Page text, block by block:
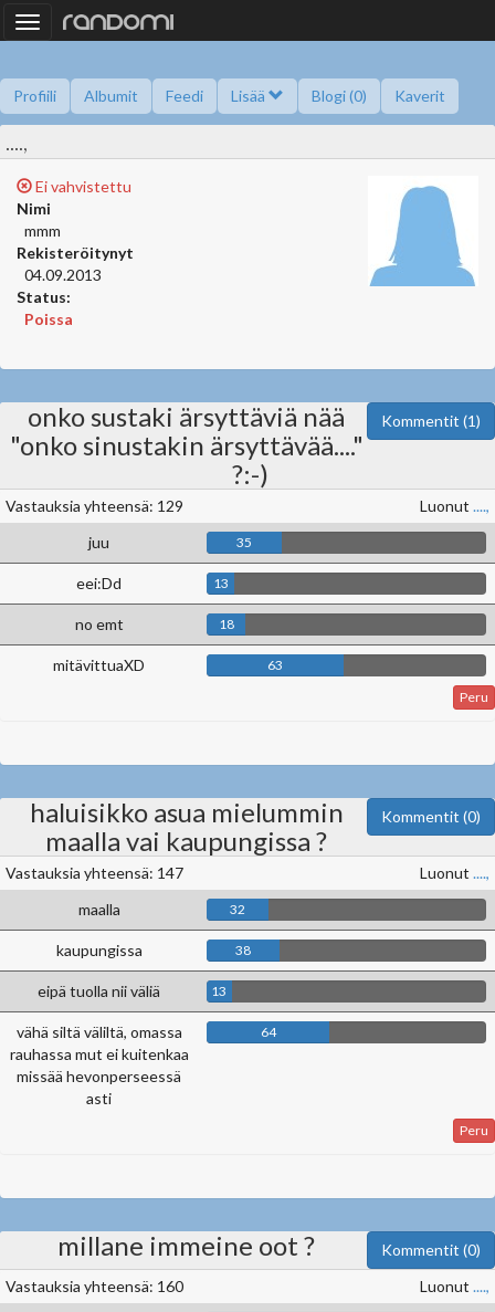
Toggle
navigation
Profiili Albumit Feedi Lisää Blogi (0) Kaverit
Kysy minulta
....,
Ei vahvistettu
Nimi
mmm
Rekisteröitynyt
04.09.2013
Status:
Poissa
Kommentit (1)
onko sustaki ärsyttäviä nää
"onko sinustakin ärsyttävää...."
?:-)
Luonut ....,
Vastauksia yhteensä: 129
juu
35
eei:Dd 13
no emt 18
mitävittuaXD
63
Peru
Kommentit (0)
haluisikko asua mielummin
maalla vai kaupungissa ?
Luonut ....,
Vastauksia yhteensä: 147
maalla
32
kaupungissa 38
eipä tuolla nii väliä 13
vähä siltä väliltä, omassa
rauhassa mut ei kuitenkaa
missää hevonperseessä
asti
64
Peru
Kommentit (0)
millane immeine oot ?
Luonut ....,
Vastauksia yhteensä: 160